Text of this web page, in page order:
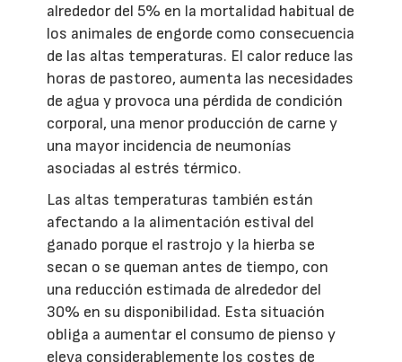
alrededor del 5% en la mortalidad habitual de
los animales de engorde como consecuencia
de las altas temperaturas. El calor reduce las
horas de pastoreo, aumenta las necesidades
de agua y provoca una pérdida de condición
corporal, una menor producción de carne y
una mayor incidencia de neumonías
asociadas al estrés térmico.
Las altas temperaturas también están
afectando a la alimentación estival del
ganado porque el rastrojo y la hierba se
secan o se queman antes de tiempo, con
una reducción estimada de alrededor del
30% en su disponibilidad. Esta situación
obliga a aumentar el consumo de pienso y
eleva considerablemente los costes de